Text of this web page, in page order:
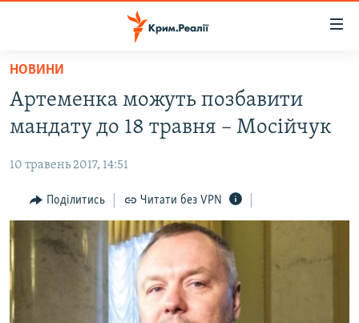
Перейти
основного
матеріалу
до
навігації
Перейти
до
пошуку
ВОДА.КРИМ
ВІДЕО ТА ФОТО
ПОЛІТИКА
БЛОГИ
ПОГЛЯД
ІНТЕРВ'Ю
ВСЕ ЗА ДЕНЬ
НОВИНИ
Артеменка можуть позбавити
мандату до 18 травня – Мосійчук
10 травень 2017, 14:51
Поділитись Читати без VPN